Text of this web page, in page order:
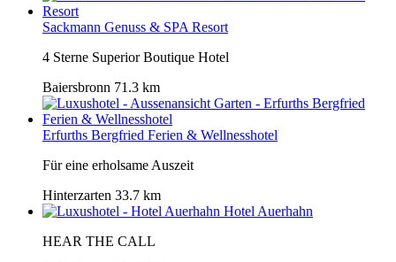
Sackmann Genuss & SPA Resort
4 Sterne Superior Boutique Hotel
Baiersbronn 71.3 km
Erfurths Bergfried Ferien & Wellnesshotel
Für eine erholsame Auszeit
Hinterzarten 33.7 km
Hotel Auerhahn
HEAR THE CALL